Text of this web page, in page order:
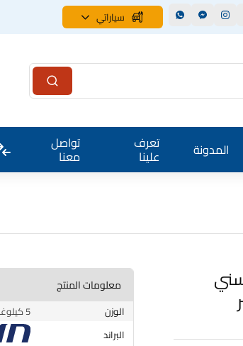
سياراتي
المدونة تعرف
علينا
تواصل
معنا
معلومات المنتج
الوزن
5 كيلوغرام
البراند